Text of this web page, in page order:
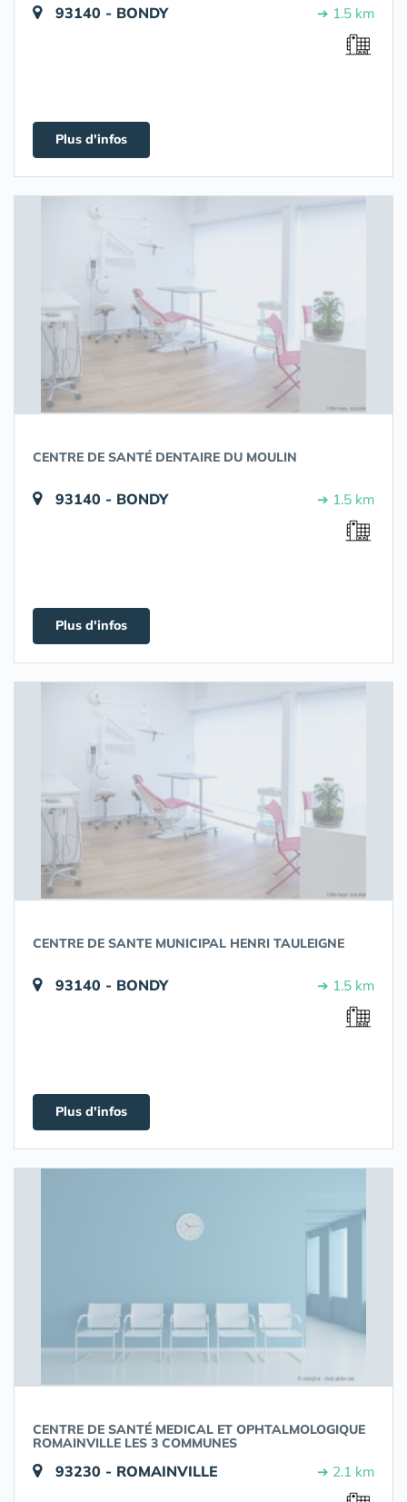
93140 - BONDY ➔ 1.5 km
Plus d'infos
CENTRE DE SANTÉ DENTAIRE DU MOULIN
93140 - BONDY ➔ 1.5 km
Plus d'infos
CENTRE DE SANTE MUNICIPAL HENRI TAULEIGNE
93140 - BONDY ➔ 1.5 km
Plus d'infos
CENTRE DE SANTÉ MEDICAL ET OPHTALMOLOGIQUE
ROMAINVILLE LES 3 COMMUNES
93230 - ROMAINVILLE ➔ 2.1 km